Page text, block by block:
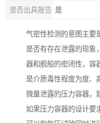
是否出具报告 是
气密性检测的意图主要
是否有存在泄露的现象
器和舰船的密闭性，容
是介质毒性程度为度、
微量泄露的压力容器，
如果压力容器的设计要